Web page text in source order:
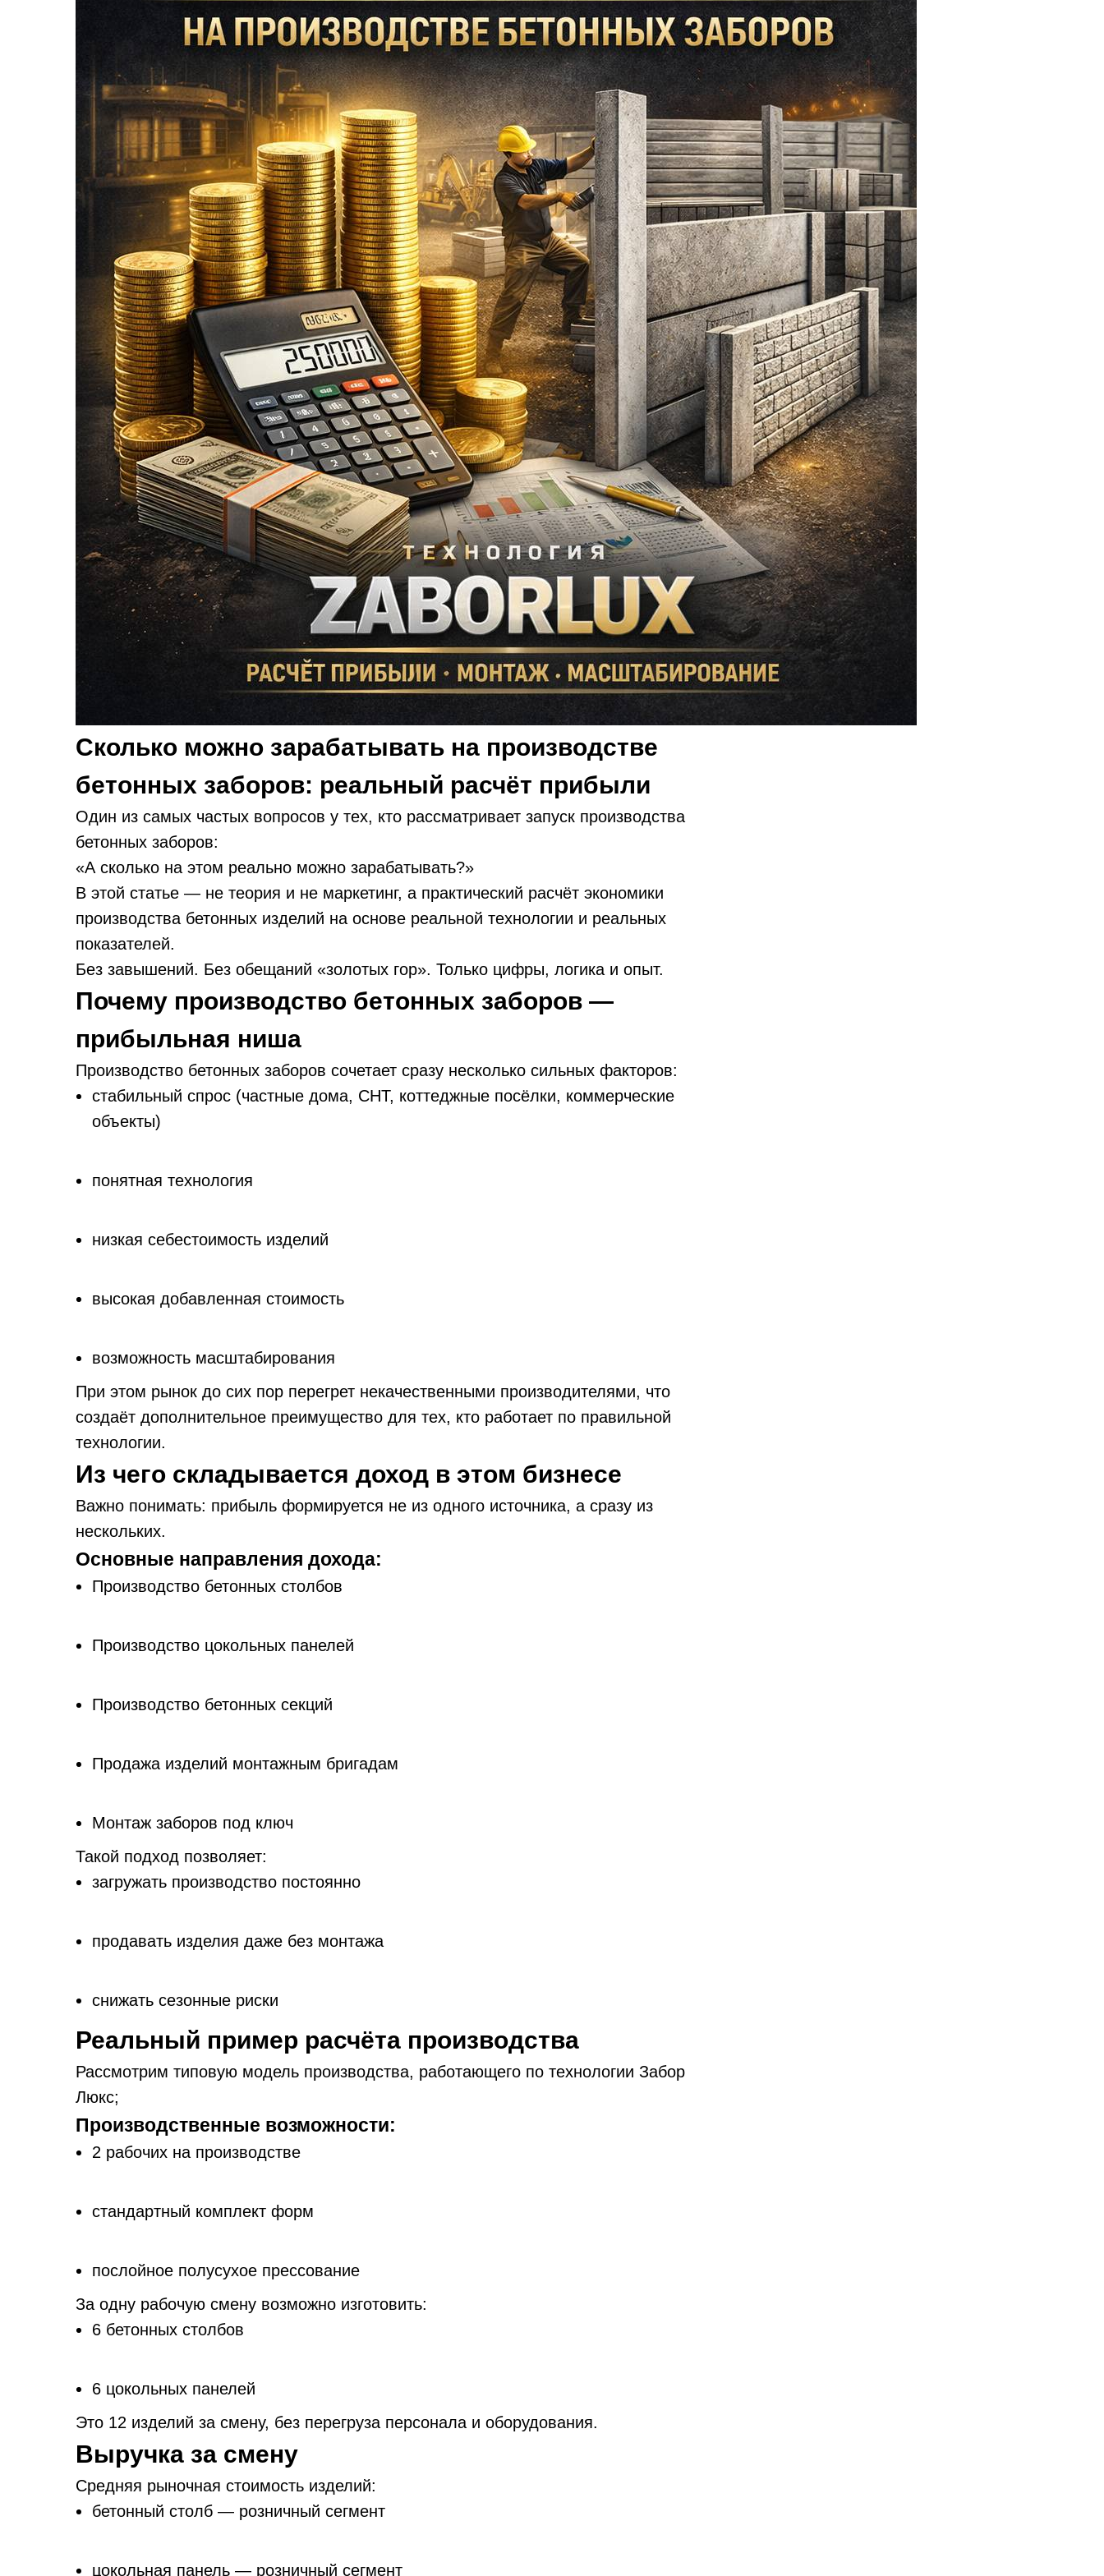
Сколько можно зарабатывать на производстве
бетонных заборов: реальный расчёт прибыли
Один из самых частых вопросов у тех, кто рассматривает запуск производства
бетонных заборов:
«А сколько на этом реально можно зарабатывать?»
В этой статье — не теория и не маркетинг, а практический расчёт экономики
производства бетонных изделий на основе реальной технологии и реальных
показателей.
Без завышений. Без обещаний «золотых гор». Только цифры, логика и опыт.
Почему производство бетонных заборов —
прибыльная ниша
Производство бетонных заборов сочетает сразу несколько сильных факторов:
стабильный спрос (частные дома, СНТ, коттеджные посёлки, коммерческие
объекты)
понятная технология
низкая себестоимость изделий
высокая добавленная стоимость
возможность масштабирования
При этом рынок до сих пор перегрет некачественными производителями, что
создаёт дополнительное преимущество для тех, кто работает по правильной
технологии.
Из чего складывается доход в этом бизнесе
Важно понимать: прибыль формируется не из одного источника, а сразу из
нескольких.
Основные направления дохода:
Производство бетонных столбов
Производство цокольных панелей
Производство бетонных секций
Продажа изделий монтажным бригадам
Монтаж заборов под ключ
Такой подход позволяет:
загружать производство постоянно
продавать изделия даже без монтажа
снижать сезонные риски
Реальный пример расчёта производства
Рассмотрим типовую модель производства, работающего по технологии Забор
Люкс;
Производственные возможности:
2 рабочих на производстве
стандартный комплект форм
послойное полусухое прессование
За одну рабочую смену возможно изготовить:
6 бетонных столбов
6 цокольных панелей
Это 12 изделий за смену, без перегруза персонала и оборудования.
Выручка за смену
Средняя рыночная стоимость изделий:
бетонный столб — розничный сегмент
цокольная панель — розничный сегмент